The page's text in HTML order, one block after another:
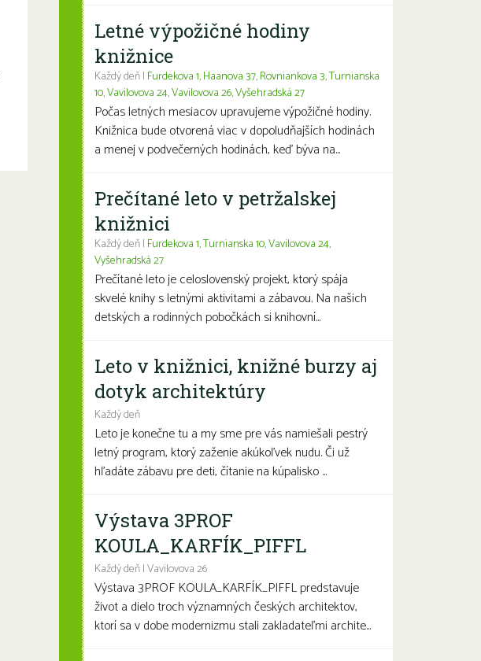
Letné výpožičné hodiny
knižnice
Každý deň | Furdekova 1,Haanova 37,Rovniankova 3,Turnianska
10,Vavilovova 24,Vavilovova 26,Vyšehradská 27
Počas letných mesiacov upravujeme výpožičné hodiny.
Knižnica bude otvorená viac v dopoludňajších hodinách
a menej v podvečerných hodinách, keď býva na...
Prečítané leto v petržalskej
knižnici
Každý deň | Furdekova 1,Turnianska 10,Vavilovova 24,
Vyšehradská 27
Prečítané leto je celoslovenský projekt, ktorý spája
skvelé knihy s letnými aktivitami a zábavou. Na našich
detských a rodinných pobočkách si knihovní...
Leto v knižnici, knižné burzy aj
dotyk architektúry
Každý deň
Leto je konečne tu a my sme pre vás namiešali pestrý
letný program, ktorý zaženie akúkoľvek nudu. Či už
hľadáte zábavu pre deti, čítanie na kúpalisko ...
Výstava 3PROF
KOULA_KARFÍK_PIFFL
Každý deň | Vavilovova 26
Výstava 3PROF KOULA_KARFÍK_PIFFL predstavuje
život a dielo troch významných českých architektov,
ktorí sa v dobe modernizmu stali zakladateľmi archite...